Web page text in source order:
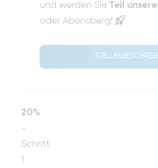
und werden Sie Teil
oder Abensberg!
20%
-
Schritt
1